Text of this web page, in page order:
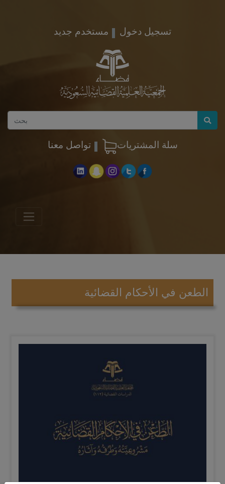
مستخدم جديد تسجيل دخول
تواصل معنا سلة المشتريات
الطعن في الأحكام القضائية